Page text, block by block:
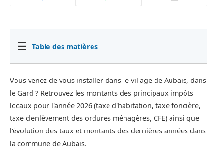
☰ Table des matières
Vous venez de vous installer dans le village de Aubais, dans
le Gard ? Retrouvez les montants des principaux impôts
locaux pour l'année 2026 (taxe d'habitation, taxe foncière,
taxe d'enlèvement des ordures ménagères, CFE) ainsi que
l'évolution des taux et montants des dernières années dans
la commune de Aubais.